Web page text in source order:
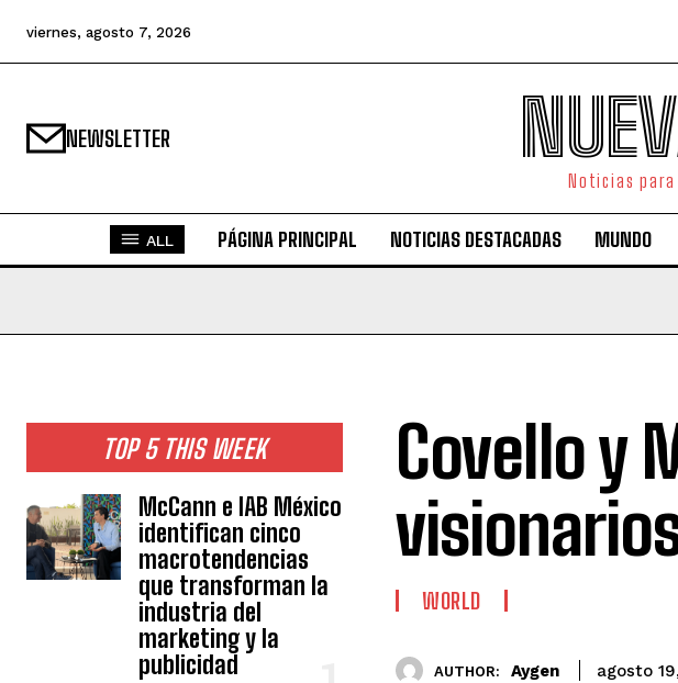
viernes, agosto 7, 2026
NEWSLETTER
Noticias para
ALL PÁGINA PRINCIPAL NOTICIAS DESTACADAS MUNDO
TOP 5 THIS WEEK
McCann e IAB México
identifican cinco
macrotendencias
que transforman la
industria del
marketing y la
publicidad
Covello y
WORLD
AUTHOR: Aygen agosto